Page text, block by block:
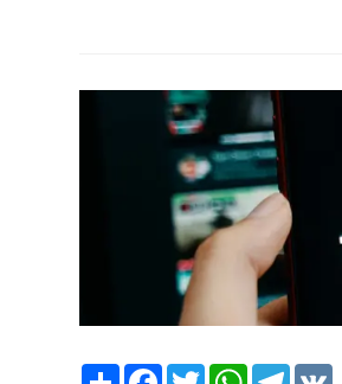
Share Facebook
TwitterWhatsApp